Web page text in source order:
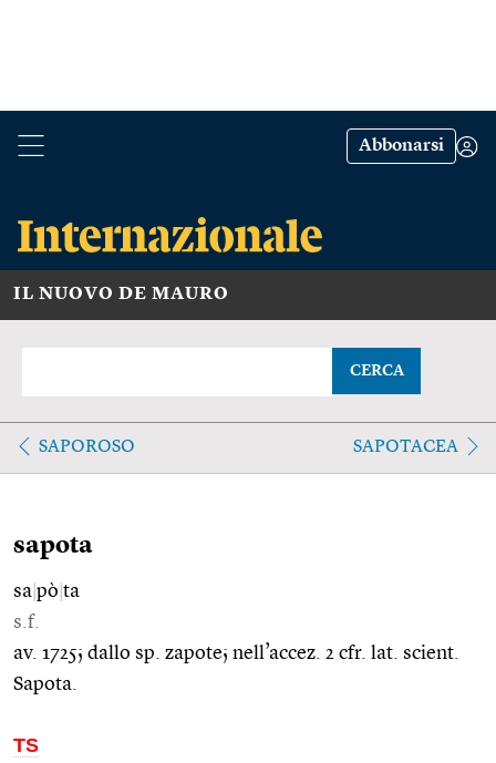
Abbonarsi
IL NUOVO DE MAURO
CERCA
SAPOROSO SAPOTACEA
sapota
sa pò ta
s.f.
av. 1725; dallo sp. zapote; nell’accez. 2 cfr. lat. scient.
Sapota.
TS